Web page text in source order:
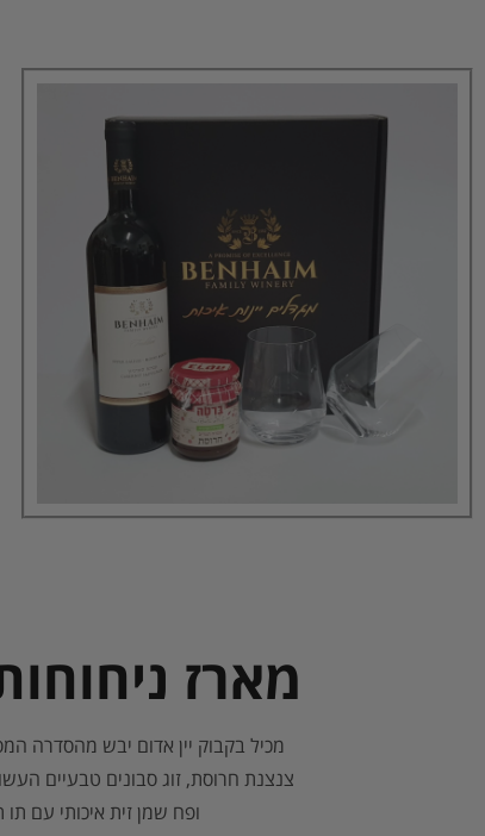
מארז
מכיל בקבוק יין אדום יבש מהסדרה
צנצנת חרוסת, זוג סבונים טבעיים
ופח שמן זית איכותי עם תו תקן-